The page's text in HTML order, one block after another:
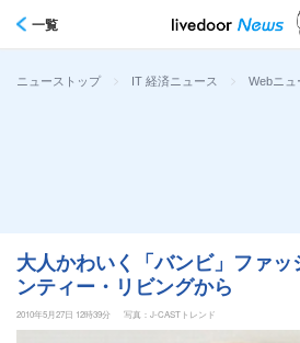
一覧
ニューストップ > IT 経済ニュース > Webニュ
大人かわいく「バンビ」ファ
ンティー・リビングから
2010年5月27日 12時39分 写真：J-CASTトレンド